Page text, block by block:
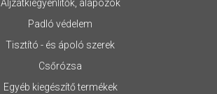
Aljzatkiegyenlítők, alapozók
Padló védelem
Tisztító - és ápoló szerek
Csőrózsa
Egyéb kiegészítő termékek